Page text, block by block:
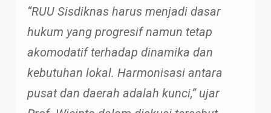
“RUU Sisdiknas harus menjadi dasar
hukum yang progresif namun tetap
akomodatif terhadap dinamika dan
kebutuhan lokal. Harmonisasi antara
pusat dan daerah adalah kunci,”ujar